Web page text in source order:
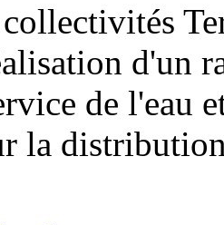
d'un
de l'eau
la